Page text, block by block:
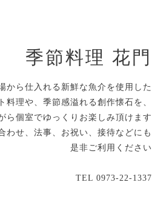
季節料理 花門
から仕入れる新鮮な魚介を使用した
料理や、季節感溢れる創作懐石を、
ら個室でゆっくりお楽しみ頂けます
わせ、法事、お祝い、接待などにも
是非ご利用ください
TEL 0973-22-1337